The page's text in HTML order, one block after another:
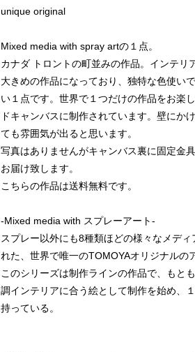
unique original
Mixed media with spray artの１点。
カナダ トロントの町並みの作品。インテリ
大きめの作品になっており、独特な色使い
い１点です。世界で１つだけの作品をお楽
ドキャンバスに制作されています。壁にか
ても雰囲気が出ると思います。
写真はありませんがキャンバス裏に固定金
お届け致します。
こちらの作品は送料無料です。
-Mixed media with スプレーアート-
スプレー以外にも8種類ほどの様々なメディ
れた、世界で唯一のTOMOYAオリジナルの
このシリーズは制作ラインの作品で、もと
調インテリアに合う絵として制作を始め、
持っている。